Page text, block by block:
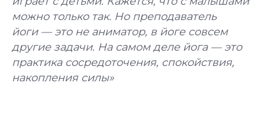
можно только так. Но преподаватель
йоги — это не аниматор, в йоге совсем
другие задачи. На самом деле йога — это
практика сосредоточения, спокойствия,
накопления силы»